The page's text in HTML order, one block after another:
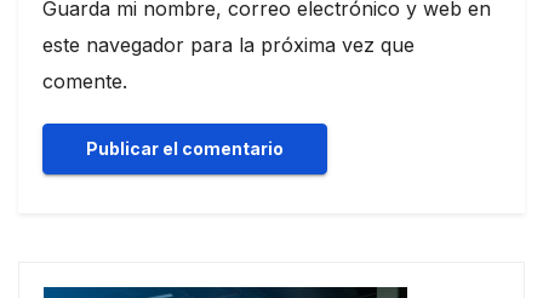
Guarda mi nombre, correo electrónico y web en
este navegador para la próxima vez que
comente.